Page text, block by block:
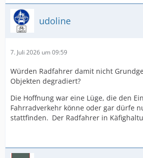
udoline
7. Juli 2026 um 09:59
Würden Radfahrer damit nicht
Objekten degradiert?
Die Hoffnung war eine Lüge, die den
Fahrradverkehr könne oder gar dürfe
stattfinden. Der Radfahrer in